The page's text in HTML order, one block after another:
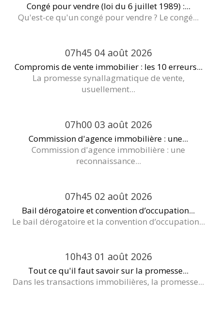
Congé pour vendre (loi du 6 juillet 1989) :...
Qu'est-ce qu'un congé pour vendre ? Le congé...
07h45 04 août 2026
Compromis de vente immobilier : les 10 erreurs...
La promesse synallagmatique de vente,
usuellement...
07h00 03 août 2026
Commission d'agence immobilière : une...
Commission d'agence immobilière : une
reconnaissance...
07h45 02 août 2026
Bail dérogatoire et convention d’occupation...
Le bail dérogatoire et la convention d’occupation...
10h43 01 août 2026
Tout ce qu'il faut savoir sur la promesse...
Dans les transactions immobilières, la promesse...